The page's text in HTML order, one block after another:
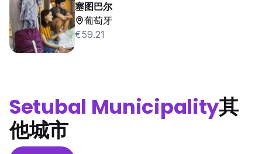
塞图巴尔
葡萄牙
€59.21
Setubal Municipality其
他城市